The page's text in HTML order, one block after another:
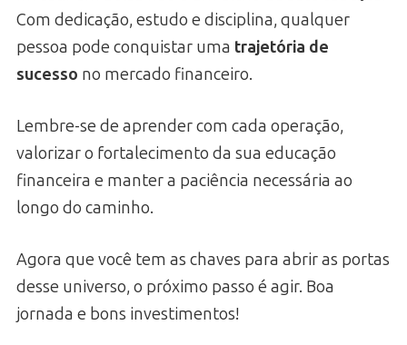
Com dedicação, estudo e disciplina, qualquer
pessoa pode conquistar uma trajetória de
sucesso no mercado financeiro.
Lembre-se de aprender com cada operação,
valorizar o fortalecimento da sua educação
financeira e manter a paciência necessária ao
longo do caminho.
Agora que você tem as chaves para abrir as portas
desse universo, o próximo passo é agir. Boa
jornada e bons investimentos!